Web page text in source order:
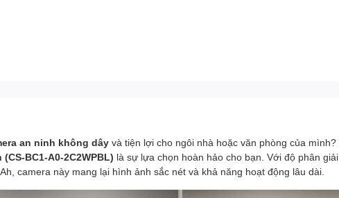
an ninh không dây và tiện lợi cho ngôi nhà hoặc văn phòng của mình?
BC1-A0-2C2WPBL) là sự lựa chọn hoàn hảo cho bạn. Với độ phân giải
camera này mang lại hình ảnh sắc nét và khả năng hoạt động lâu dài.